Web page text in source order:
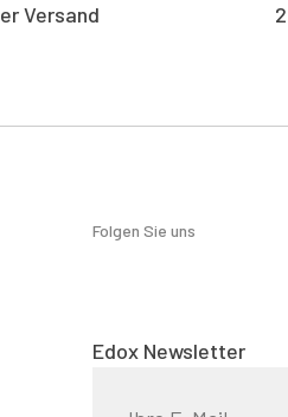
Versand
Folgen Sie uns
Edox Newsletter